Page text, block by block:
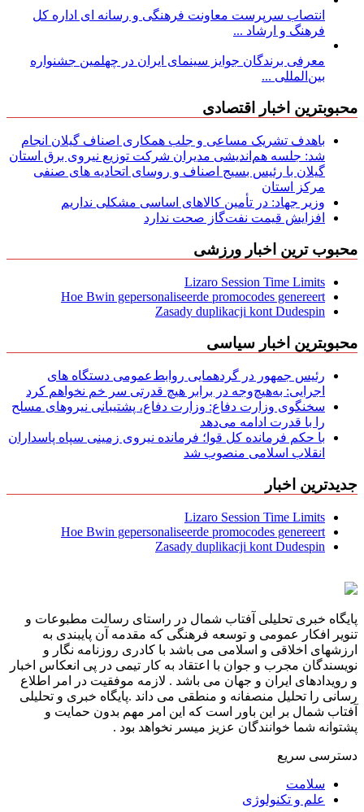
انتصاب سرپرست معاونت فرهنگی و رسانه ای اداره کل
فرهنگ و ارشاد ...
معرفی برندگان جوایز سینمای ایران در چهلمین جشنواره
بین‌المللی ...
محبوبترین اخبار اقتصادی
باهدف تشریک مساعی و جلب همکاری اصناف گیلان انجام
شد: جلسه هم‌اندیشی مدیران شركت توزیع نیروی برق استان
گیلان با رئیس بسیج اصناف و روسای اتحادیه های صنفی
مركز استان
وزیر جهاد: در تأمین کالاهای اساسی مشکلی نداریم
افزایش قیمت نفت‌گاز صحت ندارد
محبوب ترین اخبار ورزشی
Lizaro Session Time Limits
Hoe Bwin gepersonaliseerde promocodes genereert
Zasady duplikacji kont Dudespin
محبوبترین اخبار سیاسی
رئیس جمهور در گردهمایی روابط‌عمومی دستگاه های
اجرایی: به‌هیچ‌وجه در برابر هیچ قدرتی سر خم نخواهم کرد
سخنگوی وزارت دفاع: وزارت دفاع، پشتیبانی نیرو‌های مسلح
را با قدرت ادامه می‌دهد
با حکم فرمانده کل قوا؛ فرمانده نیروی زمینی سپاه پاسداران
انقلاب اسلامی منصوب شد
جدیدترین اخبار
Lizaro Session Time Limits
Hoe Bwin gepersonaliseerde promocodes genereert
Zasady duplikacji kont Dudespin
پایگاه خبری تحلیلی آفتاب شمال در راستای رسالت مطبوعات و
تنویر افکار عمومی و توسعه فرهنگی که مقدمه آن پایبندی به
ارزشهای اخلاقی و اسلامی می باشد با کادری روزنامه نگار و
نویسندگان مجرب و جوان با اعتقاد به کار تیمی در پی انعکاس اخبار
و رویدادهای ایران و جهان می باشد . لازمه موفقیت در امر اطلاع
رسانی را تحلیل منصفانه و منطقی می داند .پایگاه خبری و تحلیلی
آفتاب شمال بر این باور است که این امر مهم بدون حمایت و
پشتوانه شما خوانندگان عزیز میسر نخواهد بود .
دسترسی سریع
سلامت
علم و تکنولوژی